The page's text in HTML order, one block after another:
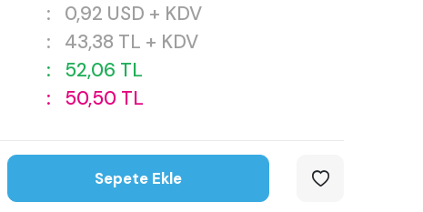
: 0,92 USD + KDV
: 43,38 TL + KDV
: 52,06 TL
: 50,50 TL
Sepete Ekle